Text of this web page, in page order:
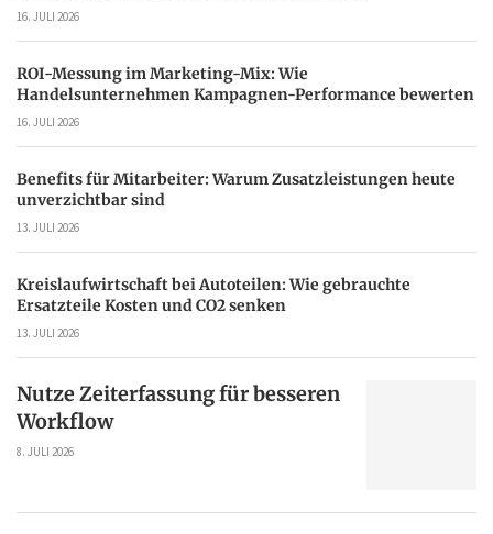
16. JULI 2026
ROI-Messung im Marketing-Mix: Wie
Handelsunternehmen Kampagnen-Performance bewerten
16. JULI 2026
Benefits für Mitarbeiter: Warum Zusatzleistungen heute
unverzichtbar sind
13. JULI 2026
Kreislaufwirtschaft bei Autoteilen: Wie gebrauchte
Ersatzteile Kosten und CO2 senken
13. JULI 2026
Nutze Zeiterfassung für besseren
Workflow
8. JULI 2026